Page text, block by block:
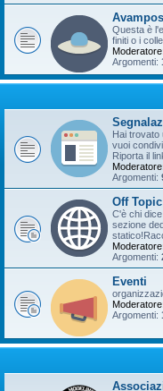
Questa è
finiti o i
Moderatore:
Argomenti:
Hai trovato
vuoi
Riporta il
Moderatore:
Argomenti:
Off
C'è chi
sezione
Moderatore:
Argomenti:
Eventi
Moderatore:
Argomenti: